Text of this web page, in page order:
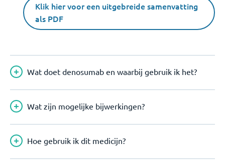
Klik hier voor een uitgebreide samenvatting
als PDF
Wat doet denosumab en waarbij gebruik ik het?
Wat zijn mogelijke bijwerkingen?
Hoe gebruik ik dit medicijn?